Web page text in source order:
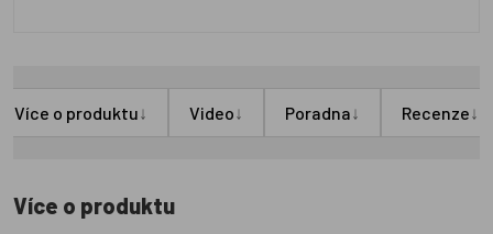
Více o produktu↓ Video↓ Poradna↓ Recenze↓
Více o produktu